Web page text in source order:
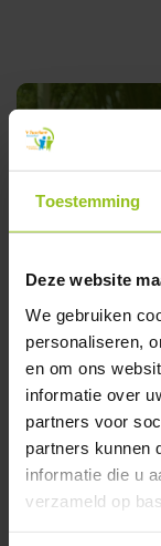
Toestemming
Deze website
We gebruiken
personaliseren,
en om ons
informatie over
partners voor
partners kunnen
informatie die u
verzameld op
Schoolfolder